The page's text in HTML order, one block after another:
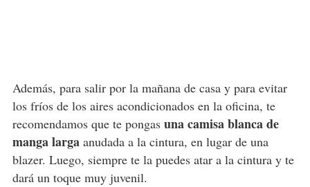
Además, para salir por la mañana de casa y para evitar
los fríos de los aires acondicionados en la oficina, te
recomendamos que te pongas una camisa blanca de
manga largaanudada a la cintura, en lugar de una
blazer. Luego, siempre te la puedes atar a la cintura y te
dará un toque muy juvenil.